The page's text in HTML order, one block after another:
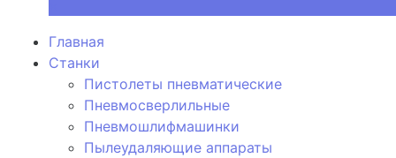
Главная
Станки
Пистолеты пневматические
Пневмосверлильные
Пневмошлифмашинки
Пылеудаляющие аппараты